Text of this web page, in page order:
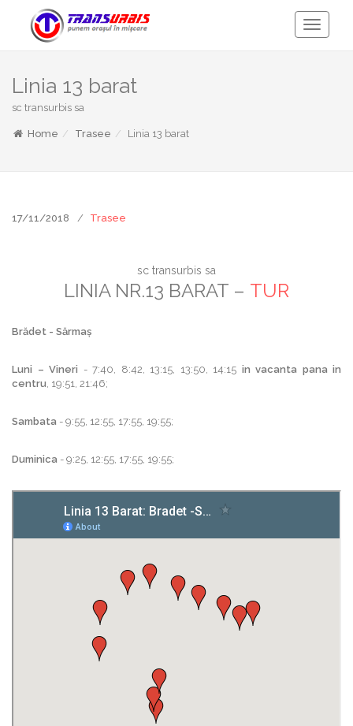
Toggle
Linia 13 barat
sc transurbis sa
Home Trasee Linia 13 barat
17/11/2018 Trasee
sc transurbis sa
LINIA NR.13 BARAT – TUR
Brădet - Sărmaș
Luni – Vineri - 7:40, 8:42, 13:15, 13:50, 14:15 in vacanta pana in
centru, 19:51, 21:46;
Sambata - 9:55, 12:55, 17:55, 19:55;
Duminica - 9:25, 12:55, 17:55, 19:55;